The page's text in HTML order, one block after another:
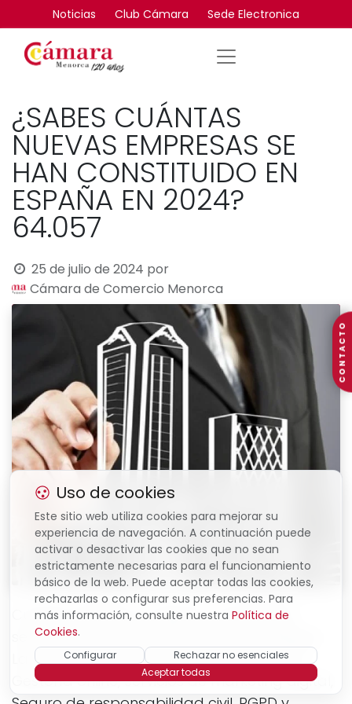
Noticias Club Cámara Sede Electronica
¿SABES CUÁNTAS
NUEVAS EMPRESAS SE
HAN CONSTITUIDO EN
ESPAÑA EN 2024?
64.057
25 de julio de 2024 por
Cámara de Comercio Menorca
Cuando iniciaste tu negocio, necesitaste
servicios como estos: Prevención de Riesgos
Laborales, Asesoramiento fiscal y laboral,
Gestoría online, Servicios de marketing digital,
Uso de cookies
Este sitio web utiliza cookies para mejorar su
experiencia de navegación. A continuación puede
activar o desactivar las cookies que no sean
estrictamente necesarias para el funcionamiento
básico de la web. Puede aceptar todas las cookies,
rechazarlas o configurar sus preferencias. Para
más información, consulte nuestra Política de
Cookies.
Configurar
Rechazar no esenciales
Aceptar todas
CONTACTO